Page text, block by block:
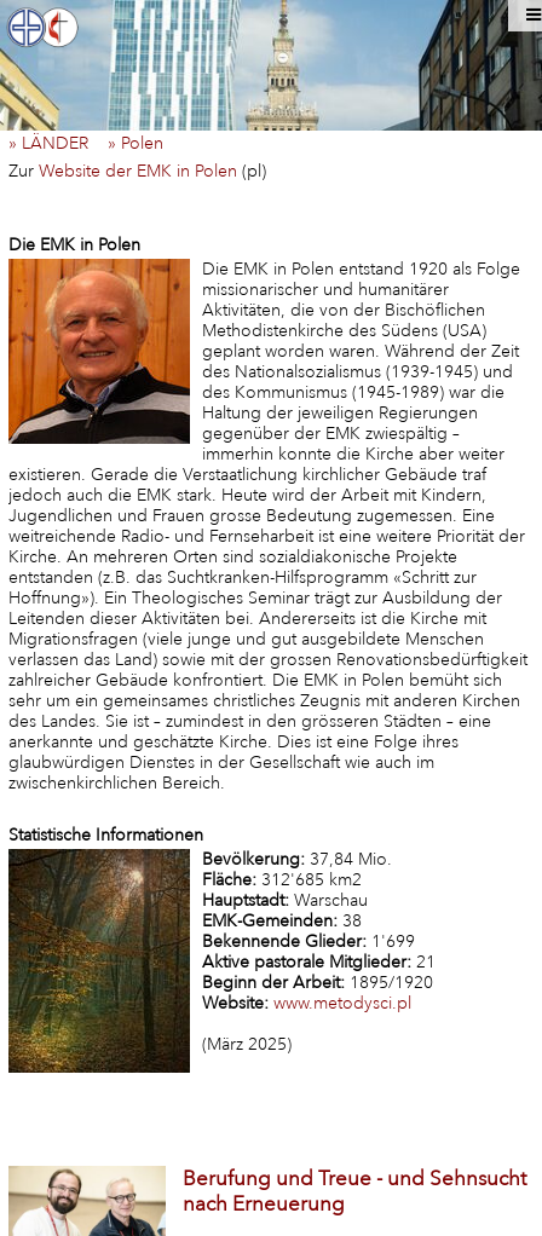
» LÄNDER
» Polen
Zur Website der EMK in Polen (pl)
Die EMK in Polen
Die EMK in Polen entstand 1920 als Folge
missionarischer und humanitärer
Aktivitäten, die von der Bischöflichen
Methodistenkirche des Südens (USA)
geplant worden waren. Während der Zeit
des Nationalsozialismus (1939-1945) und
des Kommunismus (1945-1989) war die
Haltung der jeweiligen Regierungen
gegenüber der EMK zwiespältig –
immerhin konnte die Kirche aber weiter
existieren. Gerade die Verstaatlichung kirchlicher Gebäude traf
jedoch auch die EMK stark. Heute wird der Arbeit mit Kindern,
Jugendlichen und Frauen grosse Bedeutung zugemessen. Eine
weitreichende Radio- und Fernseharbeit ist eine weitere Priorität der
Kirche. An mehreren Orten sind sozialdiakonische Projekte
entstanden (z.B. das Suchtkranken-Hilfsprogramm «Schritt zur
Hoffnung»). Ein Theologisches Seminar trägt zur Ausbildung der
Leitenden dieser Aktivitäten bei. Andererseits ist die Kirche mit
Migrationsfragen (viele junge und gut ausgebildete Menschen
verlassen das Land) sowie mit der grossen Renovationsbedürftigkeit
zahlreicher Gebäude konfrontiert. Die EMK in Polen bemüht sich
sehr um ein gemeinsames christliches Zeugnis mit anderen Kirchen
des Landes. Sie ist – zumindest in den grösseren Städten – eine
anerkannte und geschätzte Kirche. Dies ist eine Folge ihres
glaubwürdigen Dienstes in der Gesellschaft wie auch im
zwischenkirchlichen Bereich.
Statistische Informationen
Bevölkerung:37,84 Mio.
Fläche:312'685 km2
Hauptstadt:Warschau
EMK-Gemeinden:38
Bekennende Glieder:1'699
Aktive pastorale Mitglieder:21
Beginn der Arbeit:1895/1920
Website: www.metodysci.pl
(März 2025)
Berufung und Treue - und Sehnsucht
nach Erneuerung